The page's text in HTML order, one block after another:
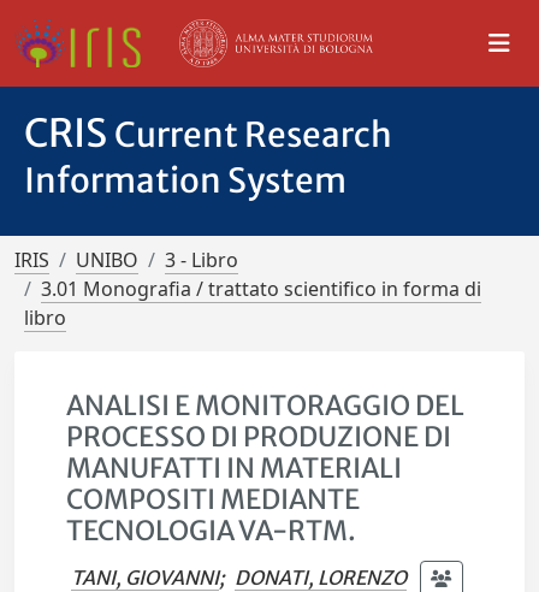
CRIS Current Research
Information System
IRIS UNIBO
3 - Libro
3.01 Monografia / trattato scientifico in forma di
libro
ANALISI E MONITORAGGIO DEL
PROCESSO DI PRODUZIONE DI
MANUFATTI IN MATERIALI
COMPOSITI MEDIANTE
TECNOLOGIA VA-RTM.
TANI, GIOVANNI; DONATI, LORENZO